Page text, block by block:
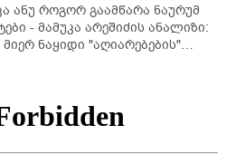
ანუ როგორ გაამწარა ნაურუმ
- მამუკა არეშიძის ანალიზი:
ნაყიდი "აღიარებების"